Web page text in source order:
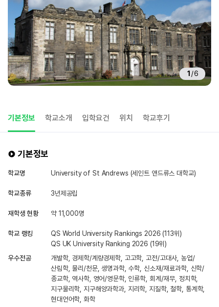
1 /6
기본정보 학교소개 입학요건 위치 학교후기
기본정보
학교명 University of St Andrews (세인트 앤드류스 대학교)
학교종류 3년제공립
재학생 현황 약 11,000명
학교 랭킹
QS World University Rankings 2026 (113위)
QS UK University Ranking 2026 (19위)
우수전공
개발학, 경제학/계량경제학, 고고학, 고전/고대사, 농업/
산림학, 물리/천문, 생명과학, 수학, 신소재/재료과학, 신학/
종교학, 역사학, 영어/영문학, 인류학, 회계/재무, 정치학,
지구물리학, 지구해양과학과, 지리학, 지질학, 철학, 통계학,
현대언어학, 화학